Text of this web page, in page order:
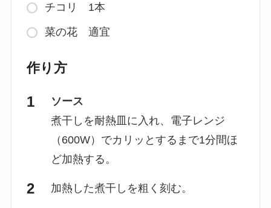
チコリ 1本
菜の花 適宜
作り方
ソース
煮干しを耐熱皿に入れ、電子レンジ
（600W）でカリッとするまで1分間ほ
ど加熱する。
加熱した煮干しを粗く刻む。